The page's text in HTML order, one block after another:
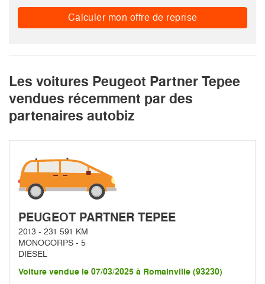
Calculer mon offre de reprise
Les voitures Peugeot Partner Tepee
vendues récemment par des
partenaires autobiz
PEUGEOT PARTNER TEPEE
2013 - 231 591 KM
MONOCORPS - 5
DIESEL
Voiture vendue le 07/03/2025 à Romainville (93230)